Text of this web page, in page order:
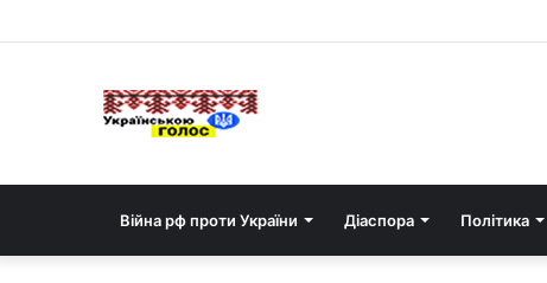
Війна рф проти України Діаспора Політика